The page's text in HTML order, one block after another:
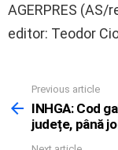
AGERPRES
editor: Teodor
more
Previous article
INHGA: Cod
județe, până